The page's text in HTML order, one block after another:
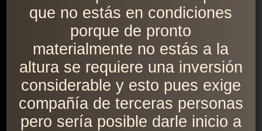
que no estás en condiciones
porque de pronto
materialmente no estás a la
altura se requiere una inversión
considerable y esto pues exige
compañía de terceras personas
pero sería posible darle inicio a